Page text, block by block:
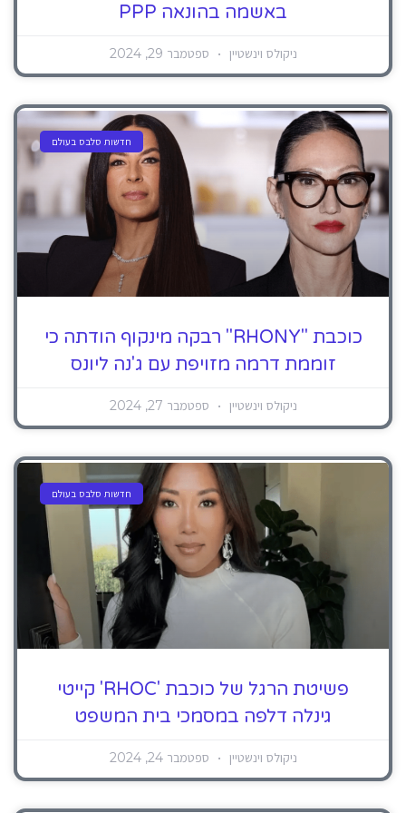
באשמה בהונאה PPP
ניקולס וינשטיין ספטמבר 29, 2024
חדשות סלבס בעולם
כוכבת "RHONY" רבקה מינקוף הודתה כי
זוממת דרמה מזויפת עם ג'נה ליונס
ניקולס וינשטיין ספטמבר 27, 2024
חדשות סלבס בעולם
פשיטת הרגל של כוכבת 'RHOC' קייטי
גינלה דלפה במסמכי בית המשפט
ניקולס וינשטיין ספטמבר 24, 2024